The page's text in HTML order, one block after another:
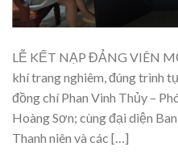
LỄ KẾT NẠP ĐẢNG VIÊN
khí trang nghiêm, đúng trình
đồng chí Phan Vinh Thủy –
Hoàng Sơn; cùng đại diện
Thanh niên và các […]